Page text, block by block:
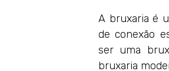
A bruxaria é
de conexão
ser uma
bruxaria